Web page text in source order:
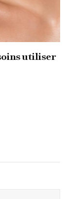
utiliser